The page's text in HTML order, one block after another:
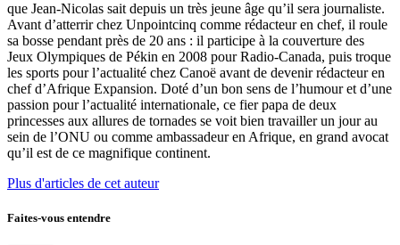
que Jean-Nicolas sait depuis un très jeune âge qu’il sera journaliste.
Avant d’atterrir chez Unpointcinq comme rédacteur en chef, il roule
sa bosse pendant près de 20 ans : il participe à la couverture des
Jeux Olympiques de Pékin en 2008 pour Radio-Canada, puis troque
les sports pour l’actualité chez Canoë avant de devenir rédacteur en
chef d’Afrique Expansion. Doté d’un bon sens de l’humour et d’une
passion pour l’actualité internationale, ce fier papa de deux
princesses aux allures de tornades se voit bien travailler un jour au
sein de l’ONU ou comme ambassadeur en Afrique, en grand avocat
qu’il est de ce magnifique continent.
Plus d'articles de cet auteur
Faites-vous entendre